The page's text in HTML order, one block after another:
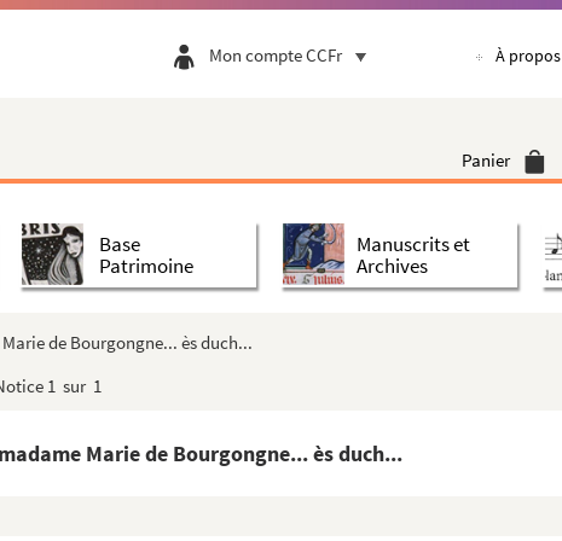
Mon compte CCFr À propos
Panier
Base
Patrimoine
Manuscrits et
Archives
de Bourgongne... ès duch...
1 sur 1
Marie de Bourgongne... ès duch...